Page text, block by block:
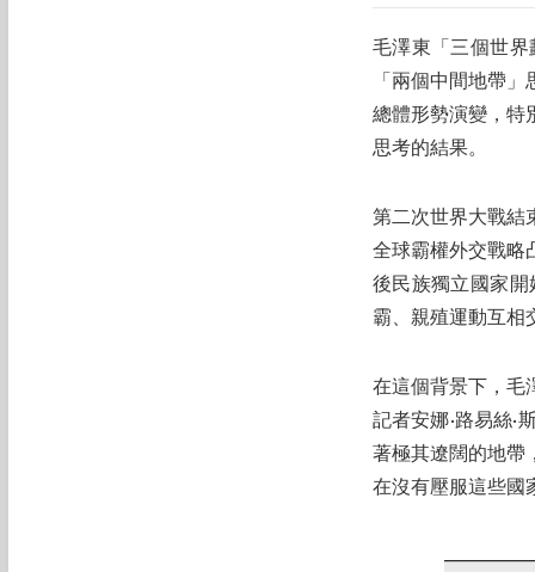
毛澤東「三個世界
「兩個中間地帶
總體形勢演變，特
思考的結果。
第二次世界大戰結
全球霸權外交戰略
後民族獨立國家
霸、親殖運動互相
在這個背景下，毛
記者安娜·路易絲·
著極其遼闊的地帶
在沒有壓服這些國